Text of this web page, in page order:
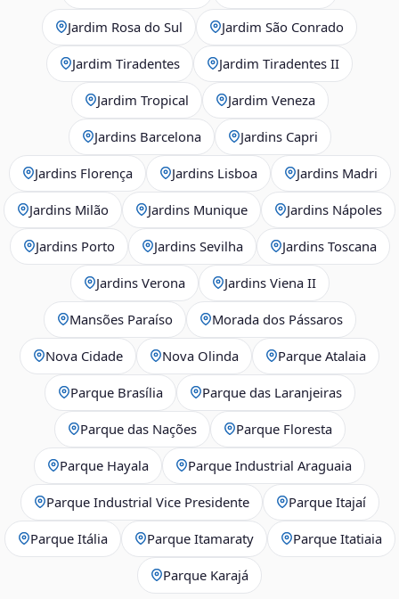
Jardim Rosa do Sul Jardim São Conrado
Jardim Tiradentes Jardim Tiradentes II
Jardim Tropical Jardim Veneza
Jardins Barcelona Jardins Capri
Jardins Florença Jardins Lisboa Jardins Madri
Jardins Milão Jardins Munique Jardins Nápoles
Jardins Porto Jardins Sevilha Jardins Toscana
Jardins Verona Jardins Viena II
Mansões Paraíso Morada dos Pássaros
Nova Cidade Nova Olinda Parque Atalaia
Parque Brasília Parque das Laranjeiras
Parque das Nações Parque Floresta
Parque Hayala Parque Industrial Araguaia
Parque Industrial Vice Presidente Parque Itajaí
Parque Itália Parque Itamaraty Parque Itatiaia
Parque Karajá